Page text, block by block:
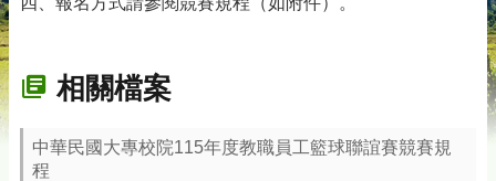
四、報名方式請參閱競賽規程（如附件）。
相關檔案
中華民國大專校院115年度教職員工籃球聯誼賽競賽規
程